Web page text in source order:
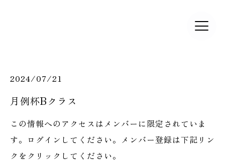
2024/07/21
​月例杯Bクラス
この情報へのアクセスはメンバーに限定されていま
す。ログインしてください。メンバー登録は下記リン
クをクリックしてください。